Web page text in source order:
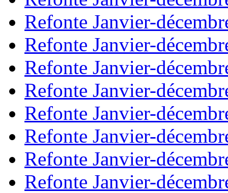
Refonte Janvier-
Refonte Janvier-
Refonte Janvier-
Refonte Janvier-
Refonte Janvier-
Refonte Janvier-
Refonte Janvier-
Refonte Janvier-